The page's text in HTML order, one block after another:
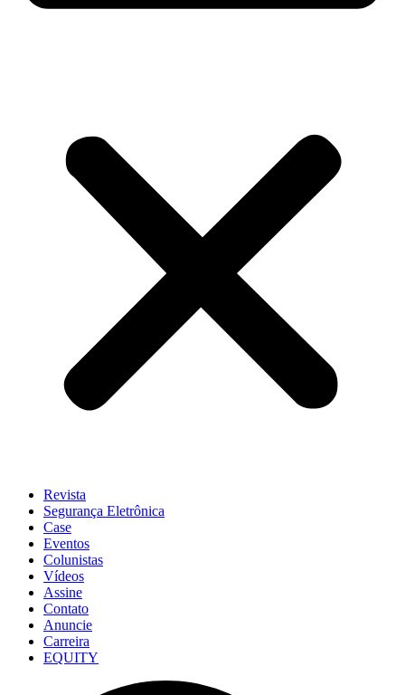
Revista
Segurança Eletrônica
Case
Eventos
Colunistas
Vídeos
Assine
Contato
Anuncie
Carreira
EQUITY